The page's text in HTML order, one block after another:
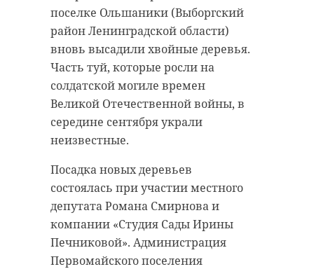
поселке Ольшаники (Выборгский
район Ленинградской области)
вновь высадили хвойные деревья.
Часть туй, которые росли на
солдатской могиле времен
Великой Отечественной войны, в
середине сентября украли
неизвестные.
Посадка новых деревьев
состоялась при участии местного
депутата Романа Смирнова и
компании «Студия Сады Ирины
Печниковой». Администрация
Первомайского поселения